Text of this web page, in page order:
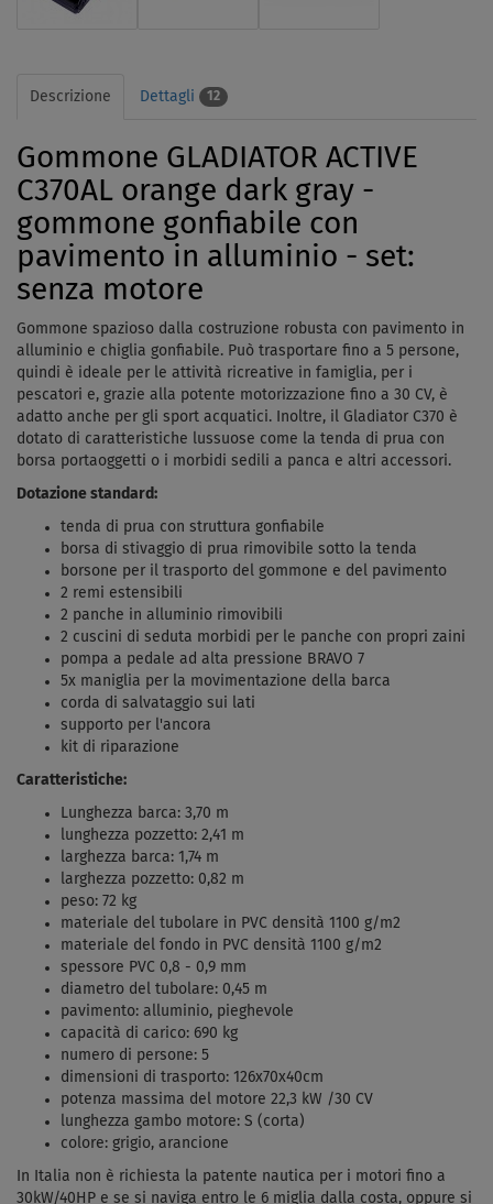
Descrizione Dettagli 12
Gommone GLADIATOR ACTIVE
C370AL orange dark gray -
gommone gonfiabile con
pavimento in alluminio - set:
senza motore
Gommone spazioso dalla costruzione robusta con pavimento in
alluminio e chiglia gonfiabile. Può trasportare fino a 5 persone,
quindi è ideale per le attività ricreative in famiglia, per i
pescatori e, grazie alla potente motorizzazione fino a 30 CV, è
adatto anche per gli sport acquatici. Inoltre, il Gladiator C370 è
dotato di caratteristiche lussuose come la tenda di prua con
borsa portaoggetti o i morbidi sedili a panca e altri accessori.
Dotazione standard:
tenda di prua con struttura gonfiabile
borsa di stivaggio di prua rimovibile sotto la tenda
borsone per il trasporto del gommone e del pavimento
2 remi estensibili
2 panche in alluminio rimovibili
2 cuscini di seduta morbidi per le panche con propri zaini
pompa a pedale ad alta pressione BRAVO 7
5x maniglia per la movimentazione della barca
corda di salvataggio sui lati
supporto per l'ancora
kit di riparazione
Caratteristiche:
Lunghezza barca: 3,70 m
lunghezza pozzetto: 2,41 m
larghezza barca: 1,74 m
larghezza pozzetto: 0,82 m
peso: 72 kg
materiale del tubolare in PVC densità 1100 g/m2
materiale del fondo in PVC densità 1100 g/m2
spessore PVC 0,8 - 0,9 mm
diametro del tubolare: 0,45 m
pavimento: alluminio, pieghevole
capacità di carico: 690 kg
numero di persone: 5
dimensioni di trasporto: 126x70x40cm
potenza massima del motore 22,3 kW /30 CV
lunghezza gambo motore: S (corta)
colore: grigio, arancione
In Italia non è richiesta la patente nautica per i motori fino a
30kW/40HP e se si naviga entro le 6 miglia dalla costa, oppure si